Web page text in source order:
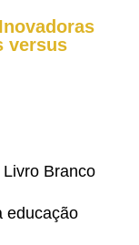
versus
Branco
educação